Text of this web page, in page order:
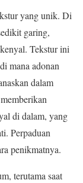
yang unik. Di
garing,
Tekstur ini
mana adonan
dalam
di dalam, yang
Perpaduan
penikmatnya.
terutama saat